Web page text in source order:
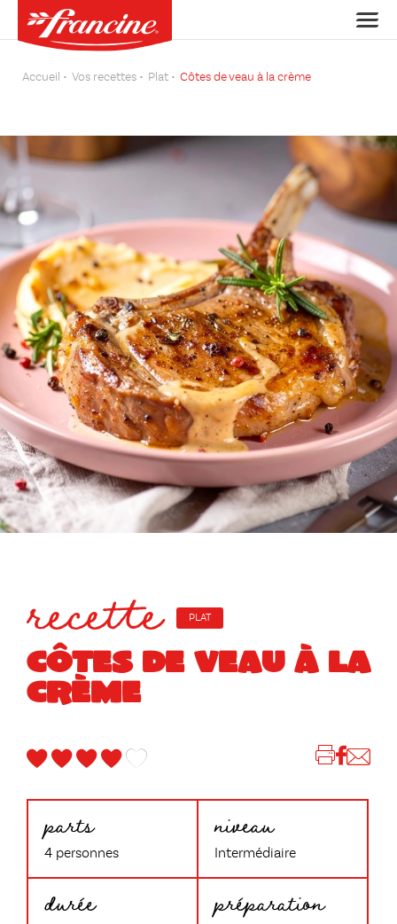
Accueil Vos recettes Plat Côtes de veau à la crème
recette PLAT
CÔTES DE VEAU À LA
CRÈME
parts
4 personnes
niveau
Intermédiaire
durée préparation